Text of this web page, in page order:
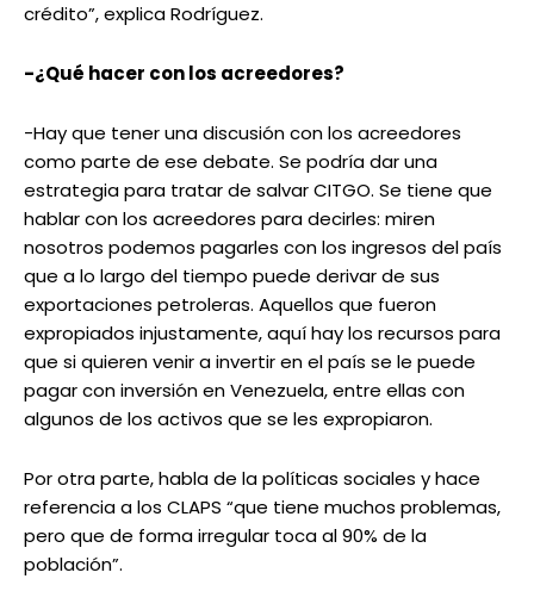
crédito”, explica Rodríguez.
-¿Qué hacer con los acreedores?
-Hay que tener una discusión con los acreedores
como parte de ese debate. Se podría dar una
estrategia para tratar de salvar CITGO. Se tiene que
hablar con los acreedores para decirles: miren
nosotros podemos pagarles con los ingresos del país
que a lo largo del tiempo puede derivar de sus
exportaciones petroleras. Aquellos que fueron
expropiados injustamente, aquí hay los recursos para
que si quieren venir a invertir en el país se le puede
pagar con inversión en Venezuela, entre ellas con
algunos de los activos que se les expropiaron.
Por otra parte, habla de la políticas sociales y hace
referencia a los CLAPS “que tiene muchos problemas,
pero que de forma irregular toca al 90% de la
población”.